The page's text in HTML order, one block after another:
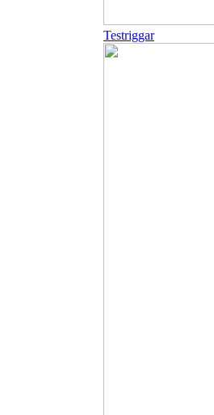
Testriggar